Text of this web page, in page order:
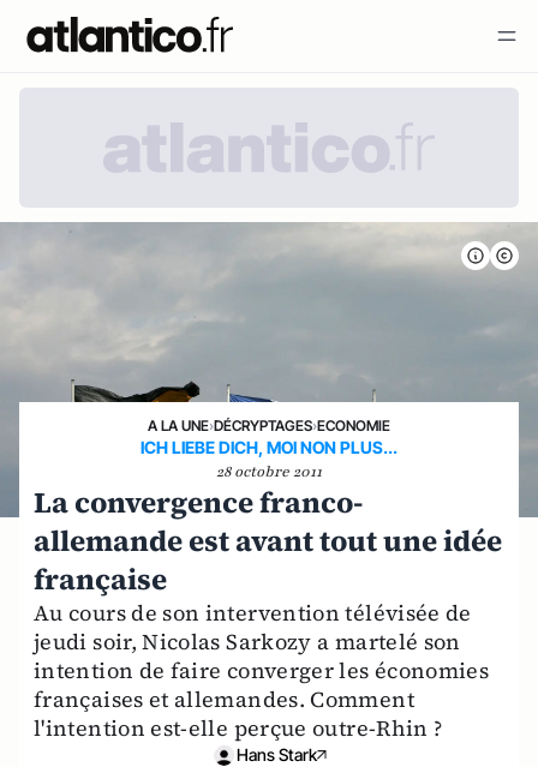
A LA UNE›DÉCRYPTAGES›ECONOMIE
ICH LIEBE DICH, MOI NON PLUS...
28 octobre 2011
La convergence franco-
allemande est avant tout une idée
française
Au cours de son intervention télévisée de
jeudi soir, Nicolas Sarkozy a martelé son
intention de faire converger les économies
françaises et allemandes. Comment
l'intention est-elle perçue outre-Rhin ?
Hans Stark